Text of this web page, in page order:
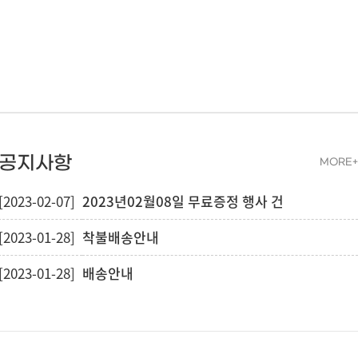
지사항 MORE+
02-07] 2023년02월08일 무료증정 행사 건
01-28] 착불배송안내
01-28] 배송안내